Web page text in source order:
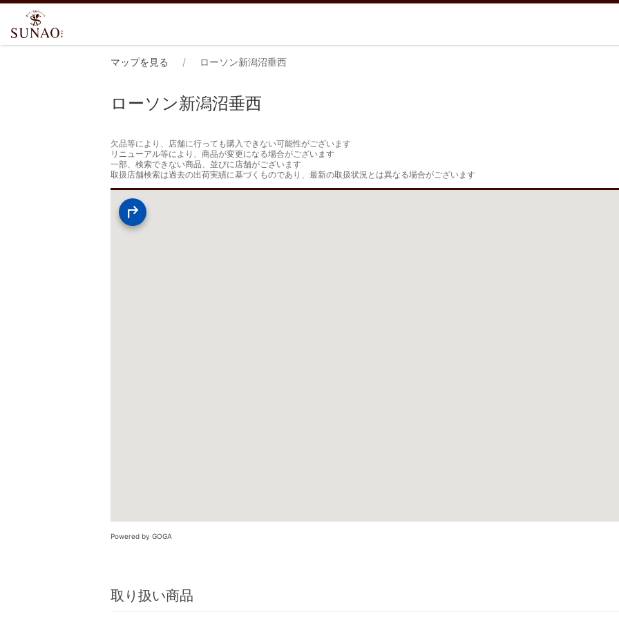
マップを見る ローソン新潟沼垂西
ローソン新潟沼垂西
欠品等により、店舗に行っても購入できない可能性がございます
リニューアル等により、商品が変更になる場合がございます
一部、検索できない商品、並びに店舗がございます
取扱店舗検索は過去の出荷実績に基づくものであり、最新の取扱状況とは異なる場合がございます
Powered by GOGA
取り扱い商品